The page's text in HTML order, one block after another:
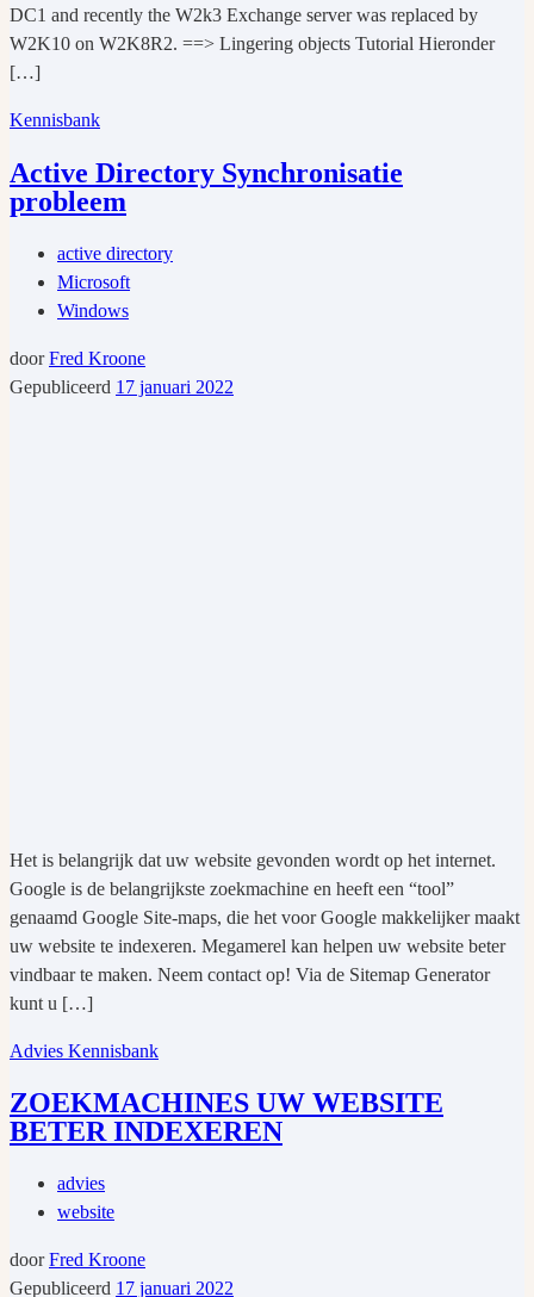
DC1 and recently the W2k3 Exchange server was replaced by
W2K10 on W2K8R2. ==> Lingering objects Tutorial Hieronder
[…]
Kennisbank
Active Directory Synchronisatie
probleem
active directory
Microsoft
Windows
doorFred Kroone
Gepubliceerd 17 januari 2022
Het is belangrijk dat uw website gevonden wordt op het internet.
Google is de belangrijkste zoekmachine en heeft een “tool”
genaamd Google Site-maps, die het voor Google makkelijker maakt
uw website te indexeren. Megamerel kan helpen uw website beter
vindbaar te maken. Neem contact op! Via de Sitemap Generator
kunt u […]
Advies Kennisbank
ZOEKMACHINES UW WEBSITE
BETER INDEXEREN
advies
website
doorFred Kroone
Gepubliceerd 17 januari 2022